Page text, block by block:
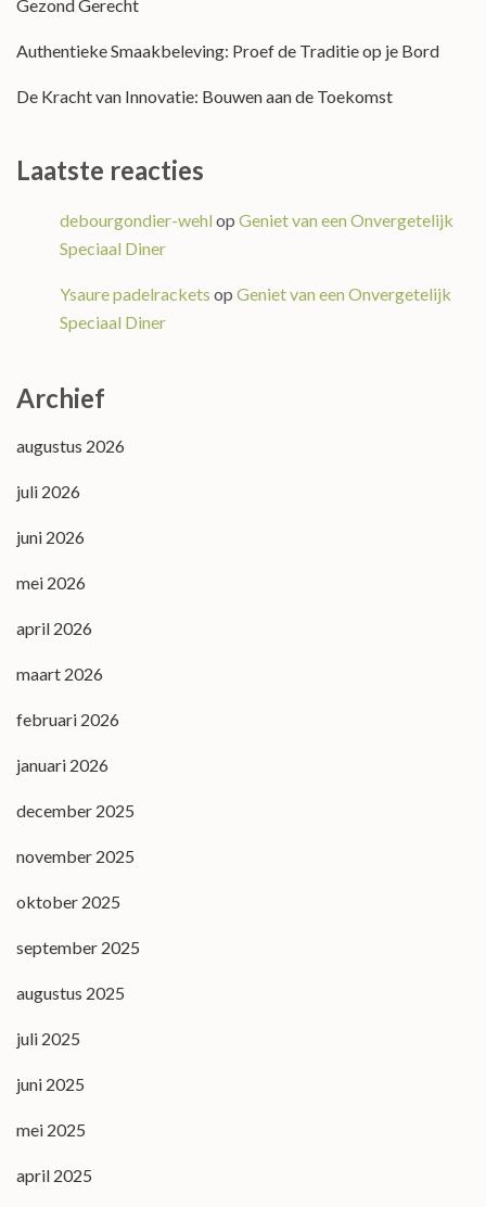
Gezond Gerecht
Authentieke Smaakbeleving: Proef de Traditie op je Bord
De Kracht van Innovatie: Bouwen aan de Toekomst
Laatste reacties
debourgondier-wehl op Geniet van een Onvergetelijk
Speciaal Diner
Ysaure padelrackets op Geniet van een Onvergetelijk
Speciaal Diner
Archief
augustus 2026
juli 2026
juni 2026
mei 2026
april 2026
maart 2026
februari 2026
januari 2026
december 2025
november 2025
oktober 2025
september 2025
augustus 2025
juli 2025
juni 2025
mei 2025
april 2025